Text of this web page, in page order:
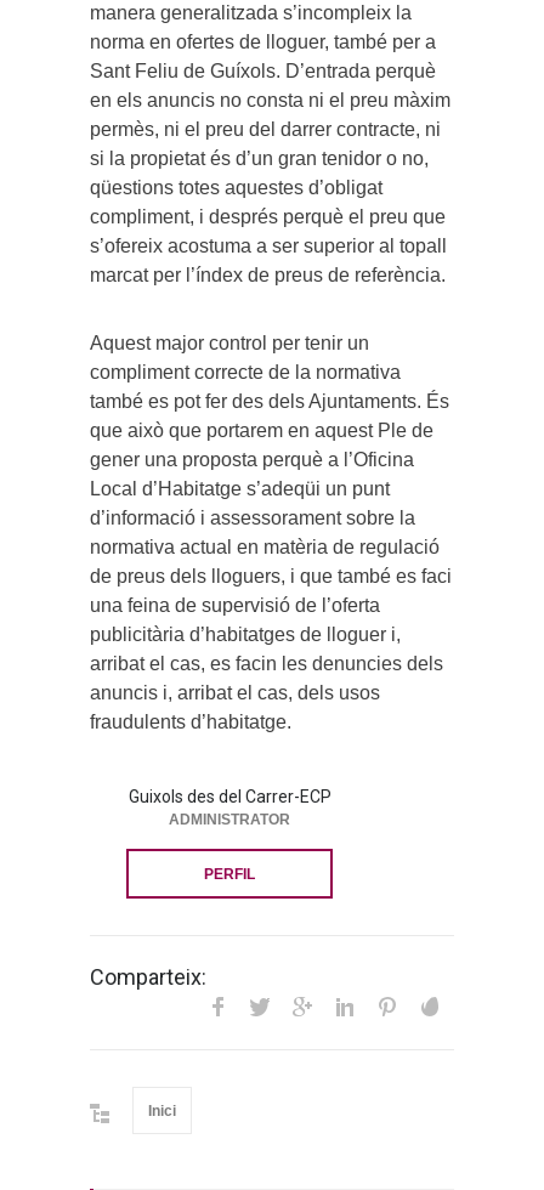
manera generalitzada s’incompleix la
norma en ofertes de lloguer, també per a
Sant Feliu de Guíxols. D’entrada perquè
en els anuncis no consta ni el preu màxim
permès, ni el preu del darrer contracte, ni
si la propietat és d’un gran tenidor o no,
qüestions totes aquestes d’obligat
compliment, i després perquè el preu que
s’ofereix acostuma a ser superior al topall
marcat per l’índex de preus de referència.
Aquest major control per tenir un
compliment correcte de la normativa
també es pot fer des dels Ajuntaments. És
que això que portarem en aquest Ple de
gener una proposta perquè a l’Oficina
Local d’Habitatge s’adeqüi un punt
d’informació i assessorament sobre la
normativa actual en matèria de regulació
de preus dels lloguers, i que també es faci
una feina de supervisió de l’oferta
publicitària d’habitatges de lloguer i,
arribat el cas, es facin les denuncies dels
anuncis i, arribat el cas, dels usos
fraudulents d’habitatge.
Guixols des del Carrer-ECP
ADMINISTRATOR
PERFIL
Comparteix:
Inici